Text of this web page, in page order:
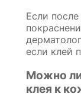
Если
если клей
Можно
клея к